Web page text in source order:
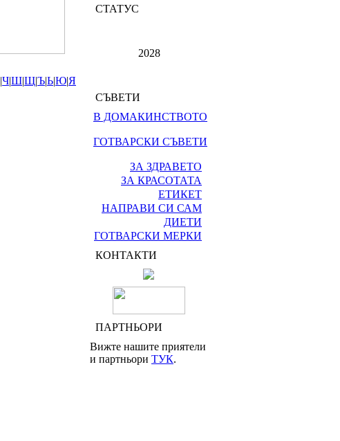
|Ч|Ш|Щ|Ъ|Ь|Ю|Я
СТАТУС
2028
СЪВЕТИ
В ДОМАКИНСТВОТО
ГОТВАРСКИ СЪВЕТИ
ЗА ЗДРАВЕТО
ЗА КРАСОТАТА
ЕТИКЕТ
НАПРАВИ СИ САМ
ДИЕТИ
ГОТВАРСКИ МЕРКИ
КОНТАКТИ
ПАРТНЬОРИ
Вижте нашите приятели
и партньори ТУК.